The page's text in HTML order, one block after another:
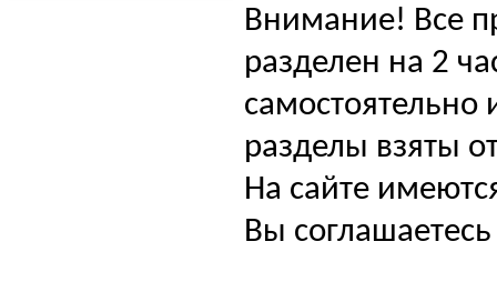
Внимание! Все
разделен на 2
самостоятельно
разделы взяты
На сайте
Вы